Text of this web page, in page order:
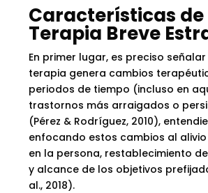
Características de
Terapia Breve
En primer lugar, es preciso
terapia genera cambios
periodos de tiempo (incluso en
trastornos más arraigados o
(Pérez & Rodríguez, 2010),
enfocando estos cambios al
en la persona, restablecimiento
y alcance de los objetivos
al., 2018).